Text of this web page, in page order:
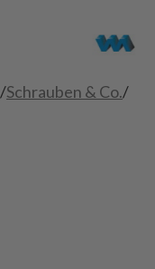
/Schrauben & Co./